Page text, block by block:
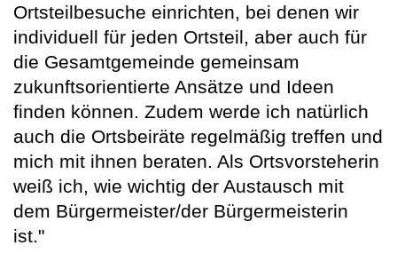
Ortsteilbesuche einrichten, bei denen wir
individuell für jeden Ortsteil, aber auch für
die Gesamtgemeinde gemeinsam
zukunftsorientierte Ansätze und Ideen
finden können. Zudem werde ich natürlich
auch die Ortsbeiräte regelmäßig treffen und
mich mit ihnen beraten. Als Ortsvorsteherin
weiß ich, wie wichtig der Austausch mit
dem Bürgermeister/der Bürgermeisterin
ist."